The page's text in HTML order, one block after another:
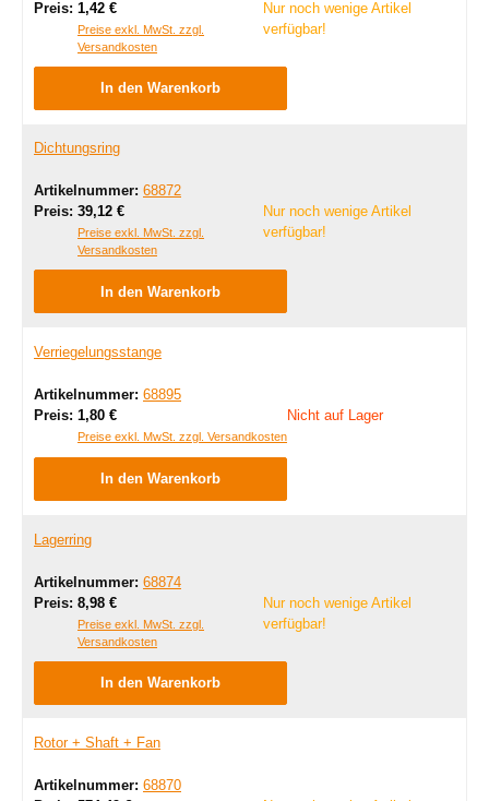
Preis: Regulärer Preis:
1,42 €
Preise exkl. MwSt. zzgl.
Versandkosten
Nur noch wenige Artikel
verfügbar!
In den Warenkorb
Dichtungsring
Artikelnummer: 68872
Preis: Regulärer Preis:
39,12 €
Preise exkl. MwSt. zzgl.
Versandkosten
Nur noch wenige Artikel
verfügbar!
In den Warenkorb
Verriegelungsstange
Artikelnummer: 68895
Preis: Regulärer Preis:
1,80 €
Preise exkl. MwSt. zzgl. Versandkosten
Nicht auf Lager
In den Warenkorb
Lagerring
Artikelnummer: 68874
Preis: Regulärer Preis:
8,98 €
Preise exkl. MwSt. zzgl.
Versandkosten
Nur noch wenige Artikel
verfügbar!
In den Warenkorb
Rotor + Shaft + Fan
Artikelnummer: 68870